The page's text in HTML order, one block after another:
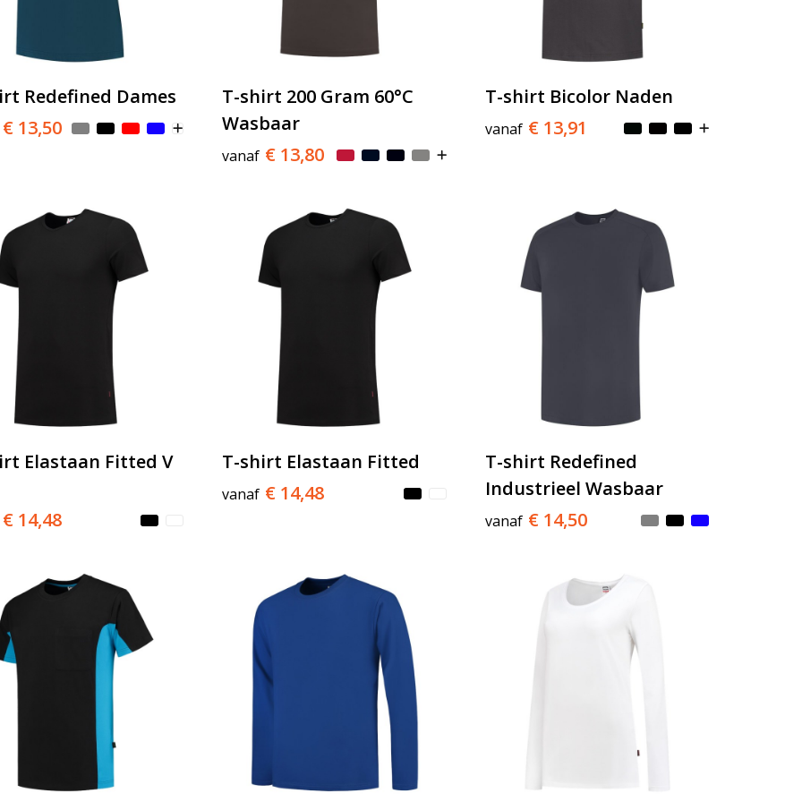
Redefined Dames
€ 13,50
T-shirt 200 Gram 60°C
Wasbaar
vanaf € 13,80
T-shirt Bicolor Naden
vanaf € 13,91
Elastaan Fitted V
€ 14,48
T-shirt Elastaan Fitted
vanaf € 14,48
T-shirt Redefined
Industrieel Wasbaar
vanaf € 14,50